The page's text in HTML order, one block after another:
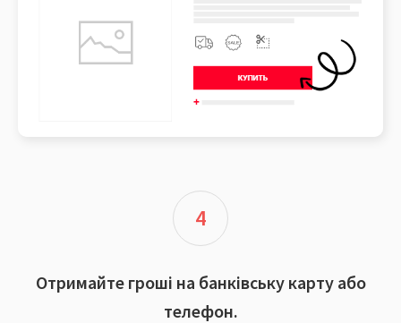
4
Отримайте гроші на банківську карту або
телефон.